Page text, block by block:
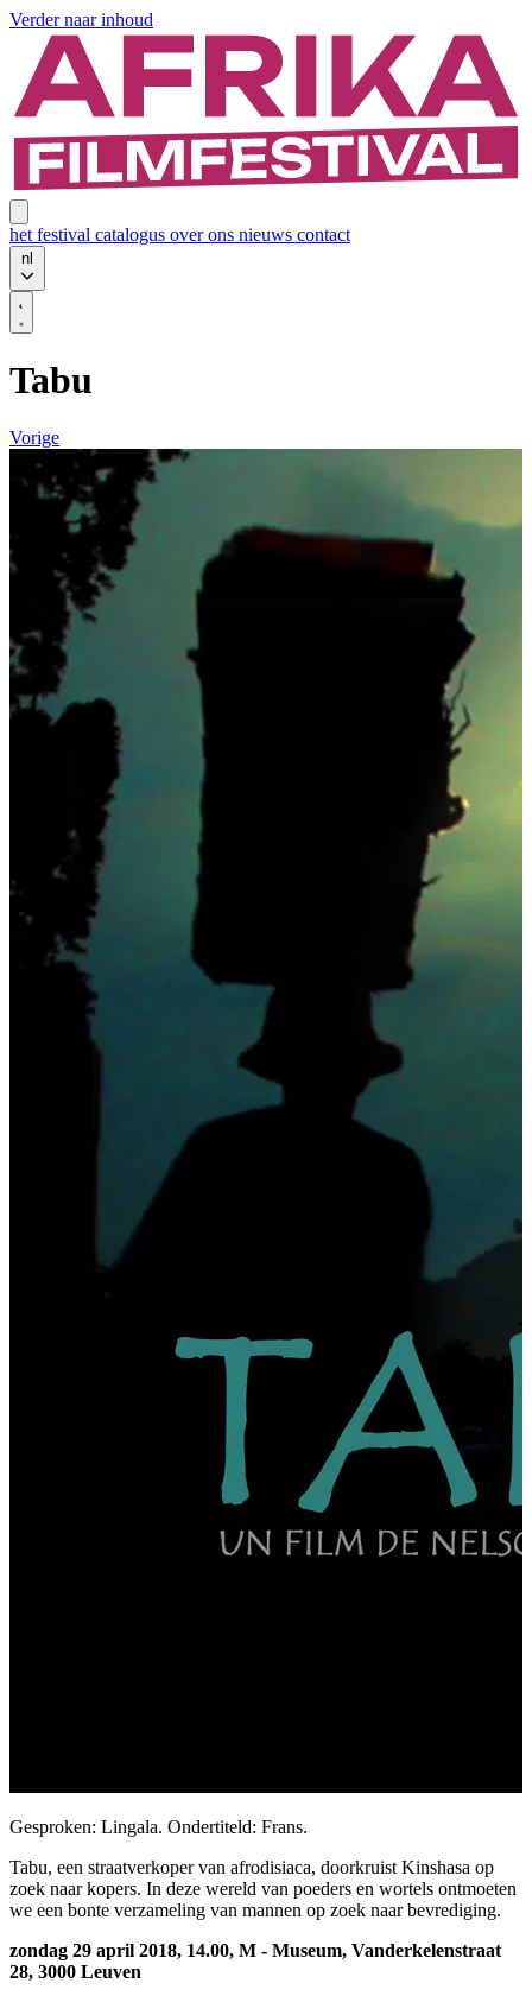
Verder naar inhoud
het festival catalogus over ons nieuws contact
nl
Tabu
Vorige
Gesproken: Lingala. Ondertiteld: Frans.
Tabu, een straatverkoper van afrodisiaca, doorkruist Kinshasa op
zoek naar kopers. In deze wereld van poeders en wortels ontmoeten
we een bonte verzameling van mannen op zoek naar bevrediging.
zondag 29 april 2018, 14.00, M - Museum, Vanderkelenstraat
28, 3000 Leuven